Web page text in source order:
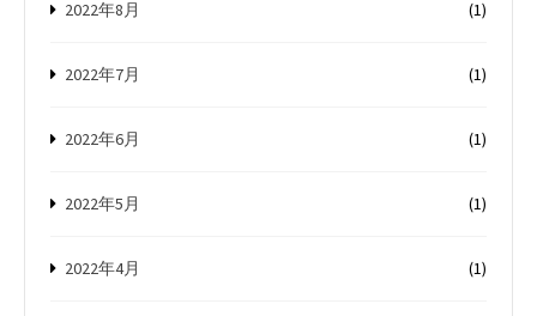
2022年8月 (1)
2022年7月 (1)
2022年6月 (1)
2022年5月 (1)
2022年4月 (1)